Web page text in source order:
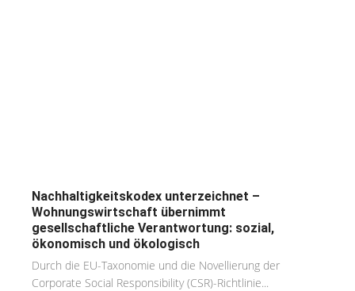
Nachhaltigkeitskodex unterzeichnet –
Wohnungswirtschaft übernimmt
gesellschaftliche Verantwortung: sozial,
ökonomisch und ökologisch
Durch die EU-Taxonomie und die Novellierung der
Corporate Social Responsibility (CSR)-Richtlinie...